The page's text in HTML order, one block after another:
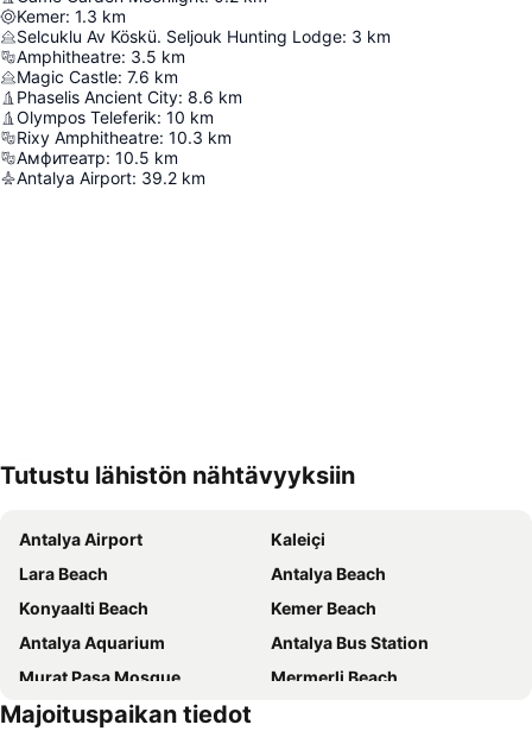
Kemer: 1.3 km
Selcuklu Av Köskü. Seljouk Hunting Lodge: 3 km
Amphitheatre: 3.5 km
Magic Castle: 7.6 km
Phaselis Ancient City: 8.6 km
Olympos Teleferik: 10 km
Rixy Amphitheatre: 10.3 km
Амфитеатр: 10.5 km
Antalya Airport: 39.2 km
Tutustu lähistön nähtävyyksiin
Antalya Airport
Kaleiçi
Lara Beach
Antalya Beach
Konyaalti Beach
Kemer Beach
Antalya Aquarium
Antalya Bus Station
Murat Paşa Mosque
Mermerli Beach
Turist Beach
Majoituspaikan tiedot